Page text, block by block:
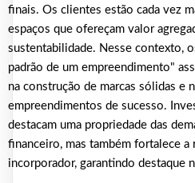
finais. Os clientes estão cada vez
espaços que ofereçam valor
sustentabilidade. Nesse contexto,
padrão de um empreendimento"
na construção de marcas sólidas e
empreendimentos de sucesso.
destacam uma propriedade das
financeiro, mas também fortalece
incorporador, garantindo destaque